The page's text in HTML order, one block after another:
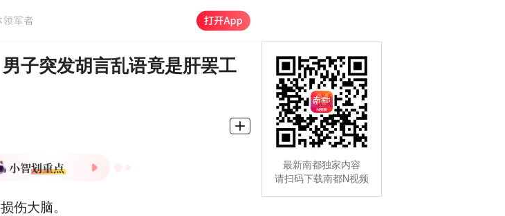
子突发胡言乱语竟是肝罢工
病，突发四肢无力、
伤大脑。
最新南都独家内容
请扫码下载南都N视频